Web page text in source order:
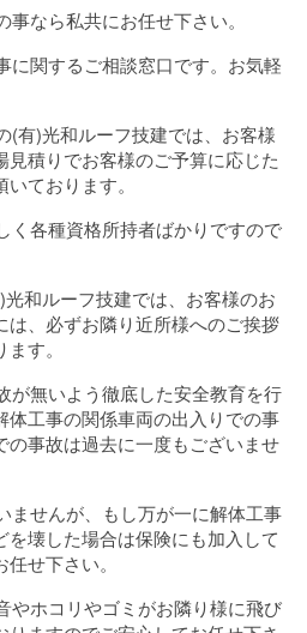
なら私共にお任せ下さい。
に関するご相談窓口です。お気軽
(有)光和ルーフ技建では、お客様
積りでお客様のご予算に応じた
ております。
く各種資格所持者ばかりですので
和ルーフ技建では、お客様のお
は、必ずお隣り近所様へのご挨拶
す。
が無いよう徹底した安全教育を行
体工事の関係車両の出入りでの事
の事故は過去に一度もございませ
ませんが、もし万が一に解体工事
壊した場合は保険にも加入して
せ下さい。
やホコリやゴミがお隣り様に飛び